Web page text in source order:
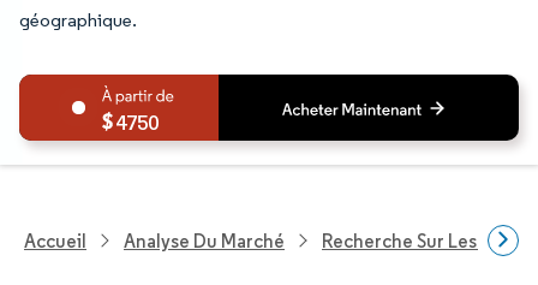
géographique.
4750
Accueil Analyse Du Marché Recherche Sur Les